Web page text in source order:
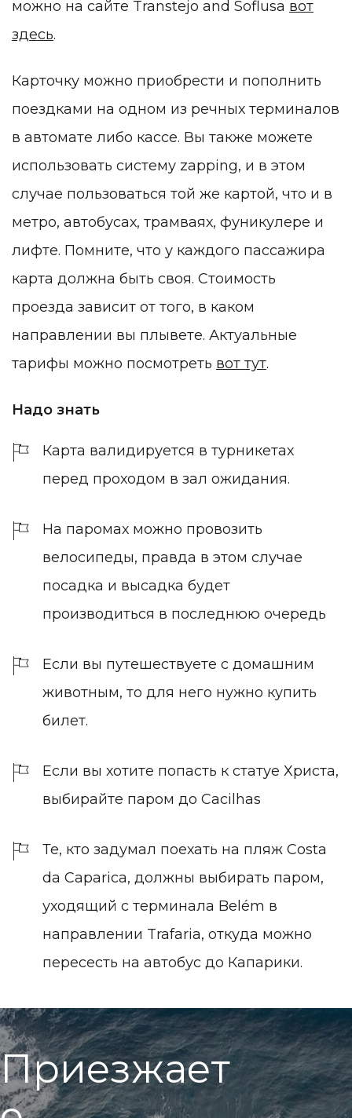
можно на сайте Transtejo and Soflusa вот
здесь.
Карточку можно приобрести и пополнить
поездками на одном из речных терминалов
в автомате либо кассе. Вы также можете
использовать систему zapping, и в этом
случае пользоваться той же картой, что и в
метро, автобусах, трамваях, фуникулере и
лифте. Помните, что у каждого пассажира
карта должна быть своя. Стоимость
проезда зависит от того, в каком
направлении вы плывете. Актуальные
тарифы можно посмотреть вот тут.
Надо знать
Карта валидируется в турникетах
перед проходом в зал ожидания.
На паромах можно провозить
велосипеды, правда в этом случае
посадка и высадка будет
производиться в последнюю очередь
Если вы путешествуете с домашним
животным, то для него нужно купить
билет.
Если вы хотите попасть к статуе Христа,
выбирайте паром до Cacilhas
Те, кто задумал поехать на пляж Costa
da Caparica, должны выбирать паром,
уходящий с терминала Belém в
направлении Trafaria, откуда можно
пересесть на автобус до Капарики.
Приезжает